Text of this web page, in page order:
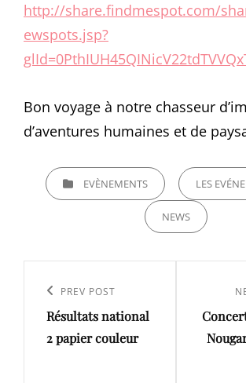
http://share.findmespot.com/
ewspots.jsp?
Bon voyage à notre chasseur
d’aventures humaines et de
CATEGORIESEVÈNEMENTS LES
NEWS
l’article
Previous
Post
PREV POST
Résultats national
2 papier couleur
Post